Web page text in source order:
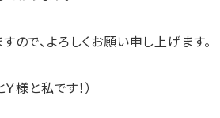
で、よろしくお願い申し上げます。
様と私です！）